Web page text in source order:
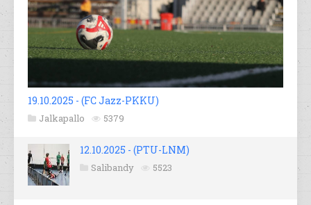
19.10.2025 - (FC Jazz-PKKU)
Jalkapallo 5379
12.10.2025 - (PTU-LNM)
Salibandy 5523